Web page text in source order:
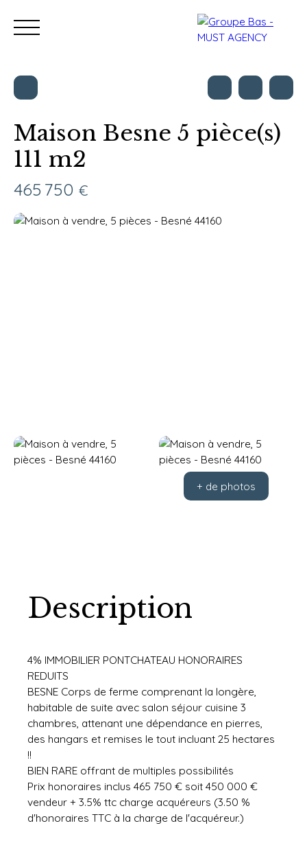
Nos bureaux
Estimation
Maison Besne 5 pièce(s)
111 m2
465 750 €
+ de photos
Description
4% IMMOBILIER PONTCHATEAU HONORAIRES
REDUITS
BESNE Corps de ferme comprenant la longère,
habitable de suite avec salon séjour cuisine 3
chambres, attenant une dépendance en pierres,
des hangars et remises le tout incluant 25 hectares
!!
BIEN RARE offrant de multiples possibilités
Prix honoraires inclus 465 750 € soit 450 000 €
vendeur + 3.5% ttc charge acquéreurs (3.50 %
d'honoraires TTC à la charge de l'acquéreur.)